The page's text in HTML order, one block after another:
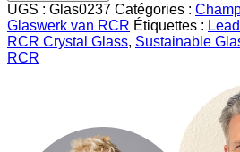
UGS : Glas0237 Catégories :
Glaswerk van RCR Étiquettes :
RCR Crystal Glass, Sustainable
RCR